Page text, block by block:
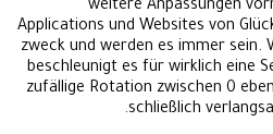
weitere Anpassungen
Applications und Websites von
zweck und werden es immer sein.
beschleunigt es für wirklich eine
zufällige Rotation zwischen 0
schließlich